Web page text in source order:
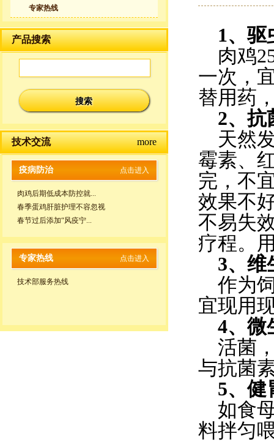
专家热线
产品搜索
more
技术交流
点击进入
疫病防治
肉鸡后期低成本防控就...
春季蛋鸡肝脏护理不容忽视
春节过后添加“风疫宁...
点击进入
专家热线
技术部服务热线
1、驱
肉鸡
一次，
替用药
2、抗
天然
霉素、
完，不
效果不
不易失
疗程。
3、维
作为
宜现用
4、微
活菌
与抗菌
5、健
如食
料拌匀